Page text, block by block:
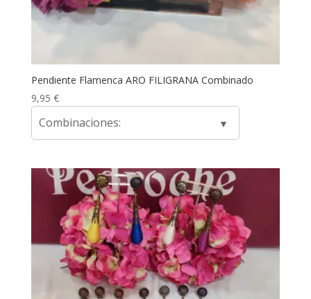
Pendiente Flamenca ARO FILIGRANA Combinado
9,95 €
Combinaciones: